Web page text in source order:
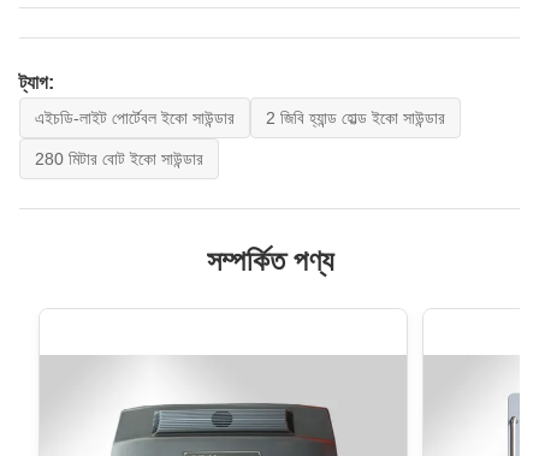
ট্যাগ:
এইচডি-লাইট পোর্টেবল ইকো সাউন্ডার 2 জিবি হ্যান্ড হোল্ড ইকো সাউন্ডার
280 মিটার বোট ইকো সাউন্ডার
সম্পর্কিত পণ্য